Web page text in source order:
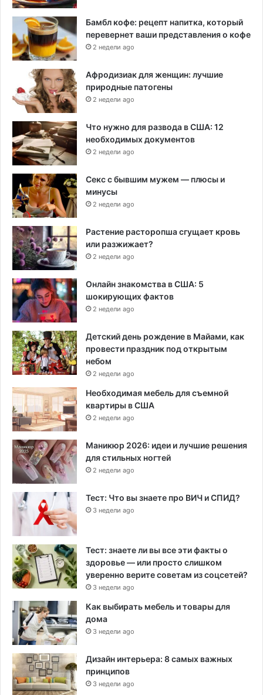
Бамбл кофе: рецепт напитка, который
перевернет ваши представления о кофе
2 недели ago
Афродизиак для женщин: лучшие
природные патогены
2 недели ago
Что нужно для развода в США: 12
необходимых документов
2 недели ago
Секс с бывшим мужем — плюсы и
минусы
2 недели ago
Растение расторопша сгущает кровь
или разжижает?
2 недели ago
Онлайн знакомства в США: 5
шокирующих фактов
2 недели ago
Детский день рождение в Майами, как
провести праздник под открытым
небом
2 недели ago
Необходимая мебель для съемной
квартиры в США
2 недели ago
Маникюр 2026: идеи и лучшие решения
для стильных ногтей
2 недели ago
Тест: Что вы знаете про ВИЧ и СПИД?
3 недели ago
Тест: знаете ли вы все эти факты о
здоровье — или просто слишком
уверенно верите советам из соцсетей?
3 недели ago
Как выбирать мебель и товары для
дома
3 недели ago
Дизайн интерьера: 8 самых важных
принципов
3 недели ago